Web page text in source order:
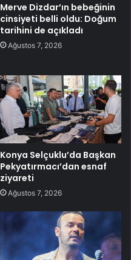
Merve Dizdar’ın bebeğinin
cinsiyeti belli oldu: Doğum
tarihini de açıkladı
Ağustos 7, 2026
Konya Selçuklu’da Başkan
Pekyatırmacı’dan esnaf
ziyareti
Ağustos 7, 2026